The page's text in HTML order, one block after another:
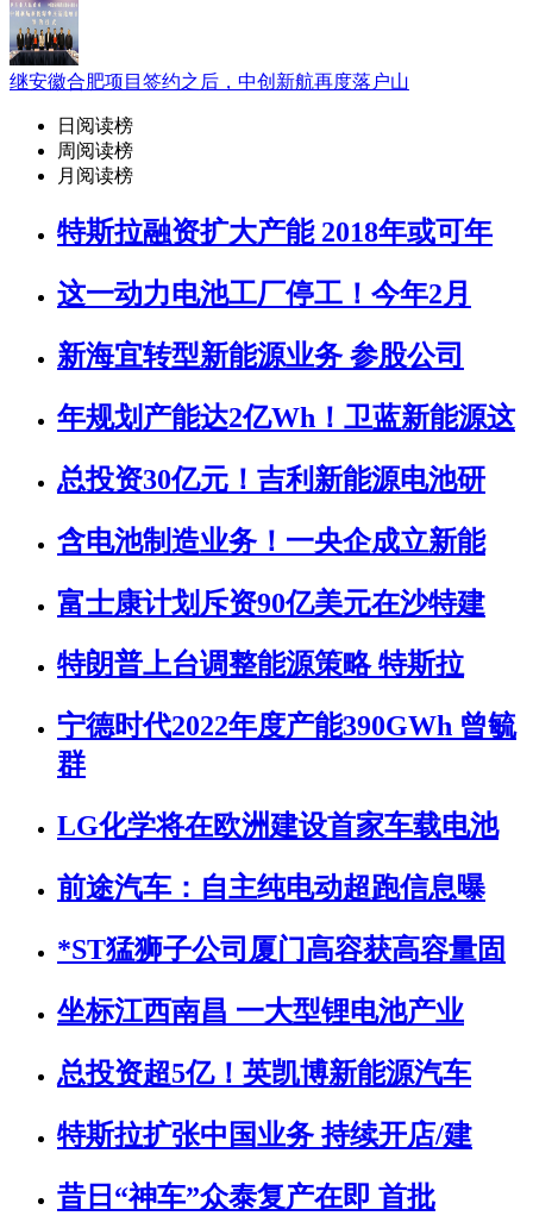
继安徽合肥项目签约之后，中创新航再度落户山
日阅读榜
周阅读榜
月阅读榜
特斯拉融资扩大产能 2018年或可年
这一动力电池工厂停工！今年2月
新海宜转型新能源业务 参股公司
年规划产能达2亿Wh！卫蓝新能源这
总投资30亿元！吉利新能源电池研
含电池制造业务！一央企成立新能
富士康计划斥资90亿美元在沙特建
特朗普上台调整能源策略 特斯拉
宁德时代2022年度产能390GWh 曾毓
群
LG化学将在欧洲建设首家车载电池
前途汽车：自主纯电动超跑信息曝
*ST猛狮子公司厦门高容获高容量固
坐标江西南昌 一大型锂电池产业
总投资超5亿！英凯博新能源汽车
特斯拉扩张中国业务 持续开店/建
昔日“神车”众泰复产在即 首批